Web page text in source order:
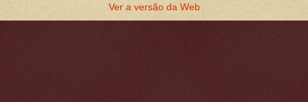
Ver a versão da Web